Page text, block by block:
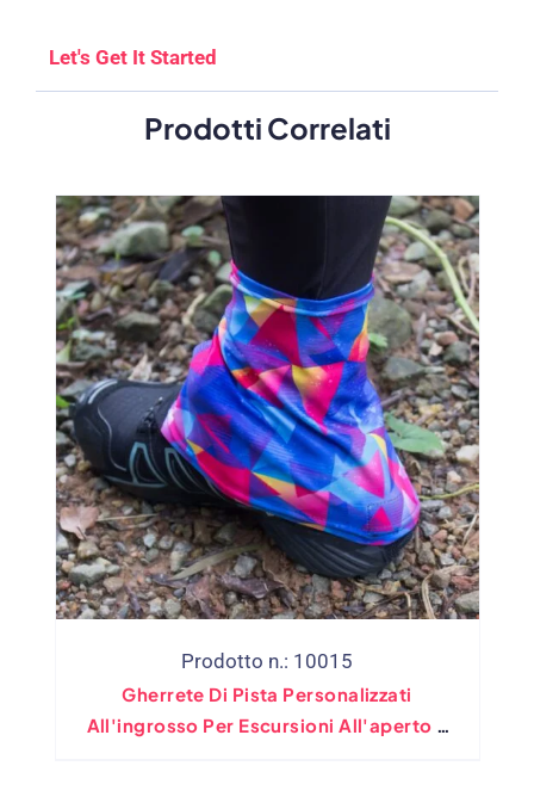
Let's Get It Started
Prodotti Correlati
Prodotto n.: 10015
Gherrete Di Pista Personalizzati
All'ingrosso Per Escursioni All'aperto E